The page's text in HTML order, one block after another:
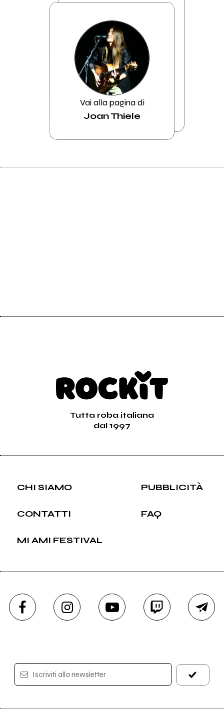
Vai alla pagina di
Joan Thiele
Tutta roba italiana
dal 1997
CHI SIAMO PUBBLICITÀ
CONTATTI FAQ
MI AMI FESTIVAL
Iscriviti alla newsletter